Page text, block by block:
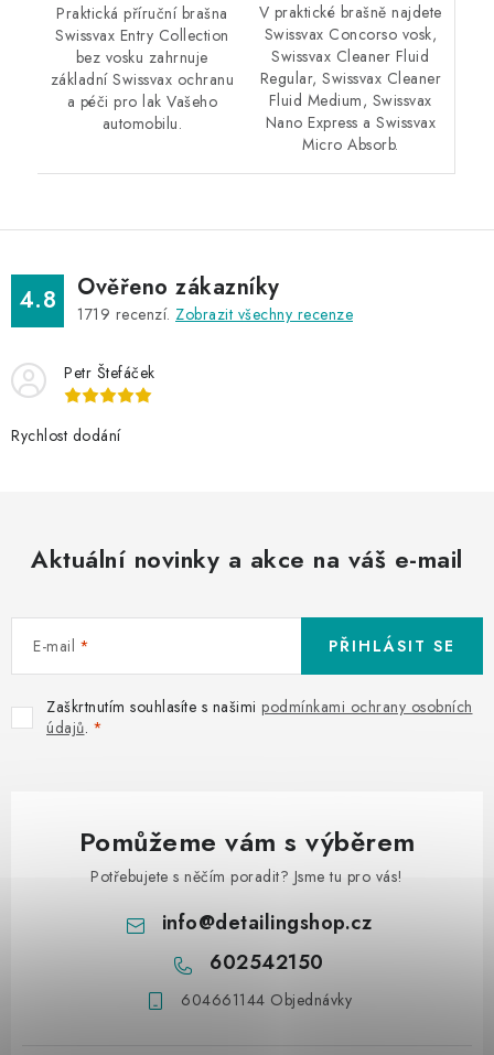
Praktická příruční brašna
Swissvax Entry Collection
bez vosku zahrnuje
základní Swissvax ochranu
a péči pro lak Vašeho
automobilu.
V praktické brašně najdete
Swissvax Concorso vosk,
Swissvax Cleaner Fluid
Regular, Swissvax Cleaner
Fluid Medium, Swissvax
Nano Express a Swissvax
Micro Absorb.
4.8 Ověřeno zákazníky
1719 recenzí. Zobrazit všechny recenze
Petr Štefáček
Rychlost dodání
Aktuální novinky a akce na váš e-mail
E-mail
Zaškrtnutím souhlasíte s našimi podmínkami ochrany osobních
údajů.
PŘIHLÁSIT SE
Pomůžeme vám s výběrem
Potřebujete s něčím poradit? Jsme tu pro vás!
info@detailingshop.cz
602542150
604661144 Objednávky